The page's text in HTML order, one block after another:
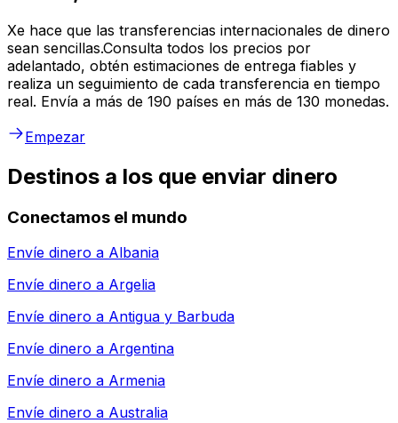
Xe hace que las transferencias internacionales de dinero
sean sencillas.Consulta todos los precios por
adelantado, obtén estimaciones de entrega fiables y
realiza un seguimiento de cada transferencia en tiempo
real. Envía a más de 190 países en más de 130 monedas.
Empezar
Destinos a los que enviar dinero
Conectamos el mundo
Envíe dinero a Albania
Envíe dinero a Argelia
Envíe dinero a Antigua y Barbuda
Envíe dinero a Argentina
Envíe dinero a Armenia
Envíe dinero a Australia